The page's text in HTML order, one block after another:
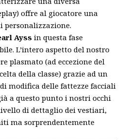
offre al giocatore una
Ayss in questa fase
L’intero aspetto del nostro
plasmato (ad eccezione del
della classe) grazie ad un
modifica delle fattezze facciali
a questo punto i nostri occhi
di dettaglio dei vestiari,
ma sorprendentemente